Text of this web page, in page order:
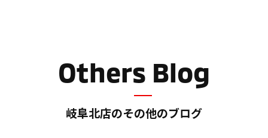
Others Blog
岐阜北店のその他のブログ